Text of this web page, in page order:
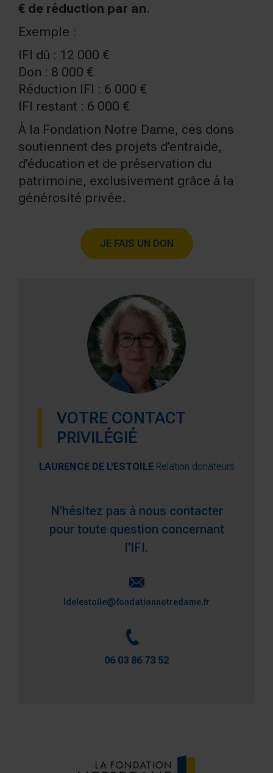
€ de réduction par an.
Exemple :
IFI dû : 12 000 €
Don : 8 000 €
Réduction IFI : 6 000 €
IFI restant : 6 000 €
À la Fondation Notre Dame, ces dons
soutiennent des projets d’entraide,
d’éducation et de préservation du
patrimoine, exclusivement grâce à la
générosité privée.
JE FAIS UN DON
VOTRE CONTACT
PRIVILÉGIÉ
LAURENCE DE L'ESTOILE Relation donateurs
N'hésitez pas à nous contacter
pour toute question concernant
l'IFI.
ldelestoile@fondationnotredame.fr
06 03 86 73 52